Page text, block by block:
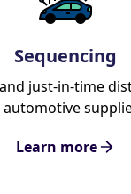
Sequencing
just-in-time
Learn more